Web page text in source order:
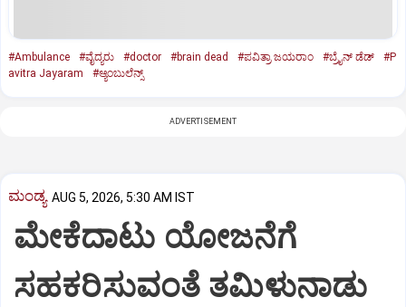
#Ambulance #ವೈದ್ಯರು #doctor #brain dead #ಪವಿತ್ರಾ ಜಯರಾಂ #ಬ್ರೈನ್ ಡೆಡ್‌
#P
avitra Jayaram
#ಆ್ಯಂಬುಲೆನ್ಸ್‌
ADVERTISEMENT
ಮಂಡ್ಯ AUG 5, 2026, 5:30 AM IST
ಮೇಕೆದಾಟು ಯೋಜನೆಗೆ
ಸಹಕರಿಸುವಂತೆ ತಮಿಳುನಾಡು